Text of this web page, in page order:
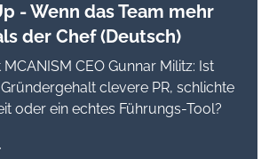
- Wenn das Team mehr
der Chef (Deutsch)
CEO Gunnar Militz: Ist
clevere PR, schlichte
oder ein echtes Führungs-Tool?